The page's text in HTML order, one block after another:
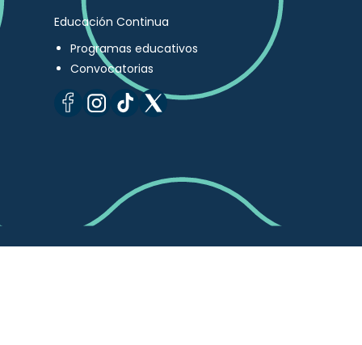
Educación Continua
Programas educativos
Convocatorias